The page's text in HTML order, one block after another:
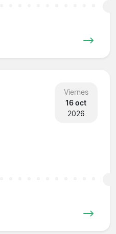
Viernes
16 oct
2026